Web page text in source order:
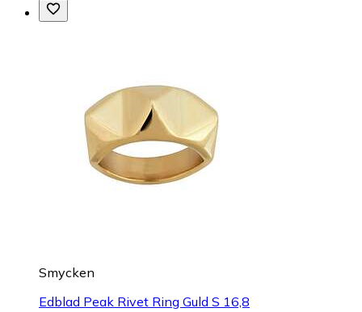
Smycken
Edblad Peak Rivet Ring Guld S 16,8